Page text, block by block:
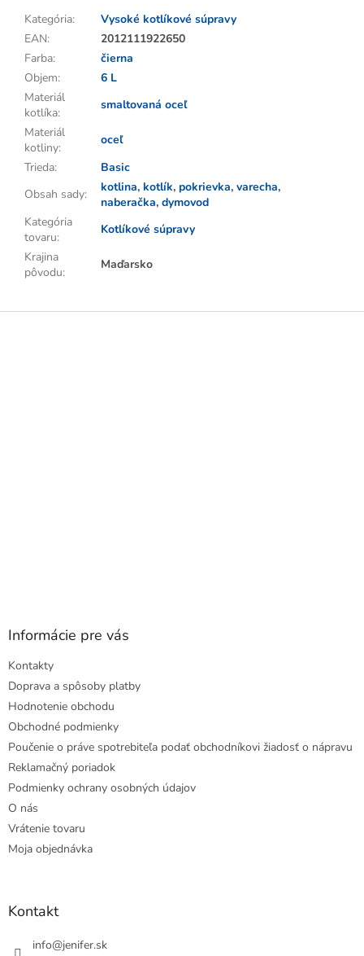
Kategória:
Vysoké kotlíkové súpravy
EAN:
2012111922650
Farba:
čierna
Objem:
6 L
Materiál
kotlíka:
smaltovaná oceľ
Materiál
kotliny:
oceľ
Trieda:
Basic
Obsah sady: kotlina, kotlík, pokrievka, varecha,
naberačka, dymovod
Kategória
tovaru:
Kotlíkové súpravy
Krajina
pôvodu:
Maďarsko
Z
Informácie pre vás
Kontakty
Doprava a spôsoby platby
Hodnotenie obchodu
Obchodné podmienky
Poučenie o práve spotrebiteľa podať obchodníkovi žiadosť o nápravu
Reklamačný poriadok
Podmienky ochrany osobných údajov
O nás
Vrátenie tovaru
Moja objednávka
Kontakt
info@jenifer.sk